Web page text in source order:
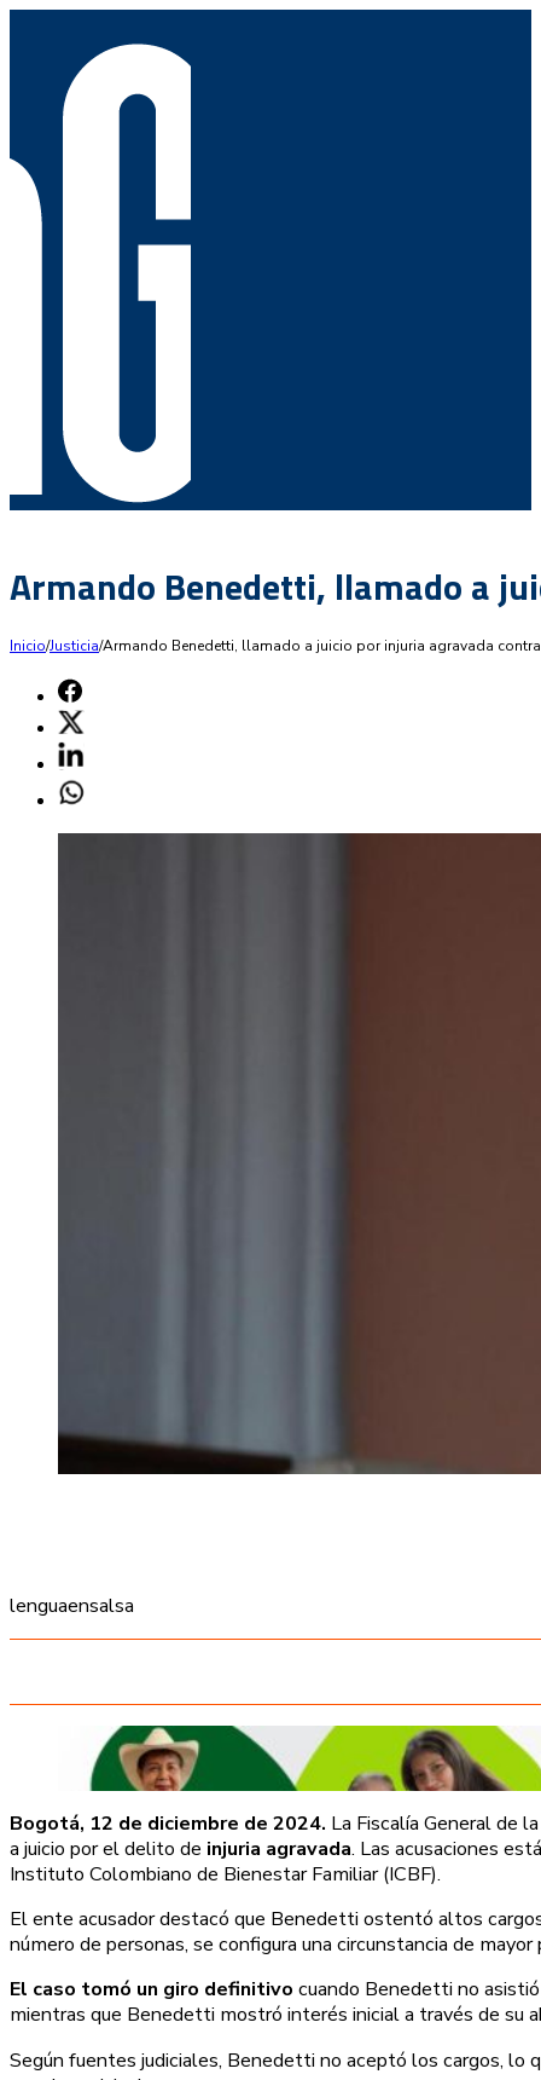
Armando Benedetti, llamado a
Inicio/Justicia/Armando Benedetti, llamado a juicio por injuria agravada
lenguaensalsa
Bogotá, 12 de diciembre de 2024. La Fiscalía General de
a juicio por el delito de injuria agravada. Las acusaciones
Instituto Colombiano de Bienestar Familiar (ICBF).
El ente acusador destacó que Benedetti ostentó altos
número de personas, se configura una circunstancia de
El caso tomó un giro definitivo cuando Benedetti no
mientras que Benedetti mostró interés inicial a través de su
Según fuentes judiciales, Benedetti no aceptó los cargos, lo